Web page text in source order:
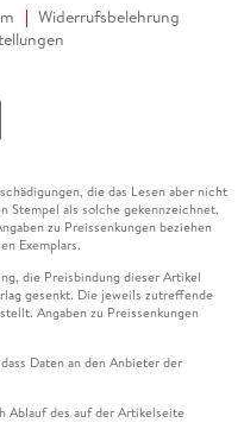
Widerrufsbelehrung
die das Lesen aber nicht
Stempel als solche gekennzeichnet.
zu Preissenkungen beziehen
Exemplars.
die Preisbindung dieser Artikel
gesenkt. Die jeweils zutreffende
Angaben zu Preissenkungen
Daten an den Anbieter der
Ablauf des auf der Artikelseite